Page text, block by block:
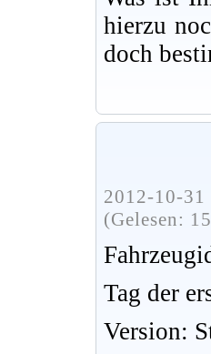
hierzu
doch
2012-10-
(Gelesen:
Tag der
Version: